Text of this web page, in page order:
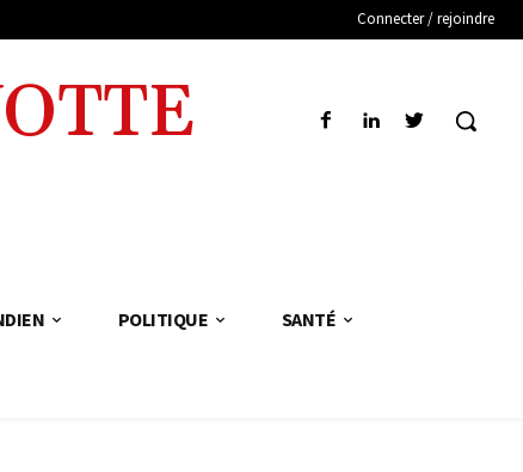
Connecter / rejoindre
POLITIQUE SANTÉ